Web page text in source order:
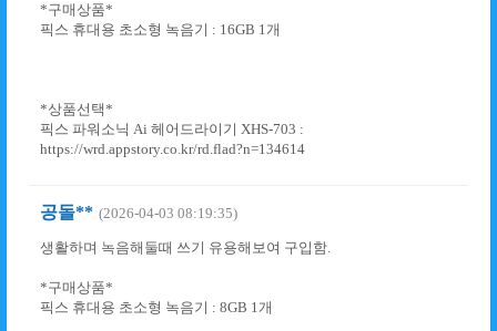
*구매상품*
픽스 휴대용 초소형 녹음기 : 16GB 1개
*상품선택*
픽스 파워소닉 Ai 헤어드라이기 XHS-703 :
https://wrd.appstory.co.kr/rd.flad?n=134614
공돌** (2026-04-03 08:19:35)
생활하며 녹음해둘때 쓰기 유용해보여 구입함.
*구매상품*
픽스 휴대용 초소형 녹음기 : 8GB 1개